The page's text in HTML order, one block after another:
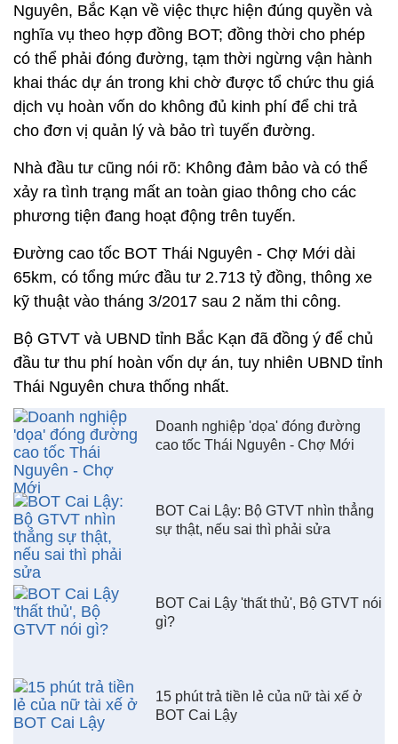
Nguyên, Bắc Kạn về việc thực hiện đúng quyền và
nghĩa vụ theo hợp đồng BOT; đồng thời cho phép
có thể phải đóng đường, tạm thời ngừng vận hành
khai thác dự án trong khi chờ được tổ chức thu giá
dịch vụ hoàn vốn do không đủ kinh phí để chi trả
cho đơn vị quản lý và bảo trì tuyến đường.
Nhà đầu tư cũng nói rõ: Không đảm bảo và có thể
xảy ra tình trạng mất an toàn giao thông cho các
phương tiện đang hoạt động trên tuyến.
Đường cao tốc BOT Thái Nguyên - Chợ Mới dài
65km, có tổng mức đầu tư 2.713 tỷ đồng, thông xe
kỹ thuật vào tháng 3/2017 sau 2 năm thi công.
Bộ GTVT và UBND tỉnh Bắc Kạn đã đồng ý để chủ
đầu tư thu phí hoàn vốn dự án, tuy nhiên UBND tỉnh
Thái Nguyên chưa thống nhất.
Doanh nghiệp 'dọa' đóng đường
cao tốc Thái Nguyên - Chợ Mới
BOT Cai Lậy: Bộ GTVT nhìn thẳng
sự thật, nếu sai thì phải sửa
BOT Cai Lậy 'thất thủ', Bộ GTVT nói
gì?
15 phút trả tiền lẻ của nữ tài xế ở
BOT Cai Lậy